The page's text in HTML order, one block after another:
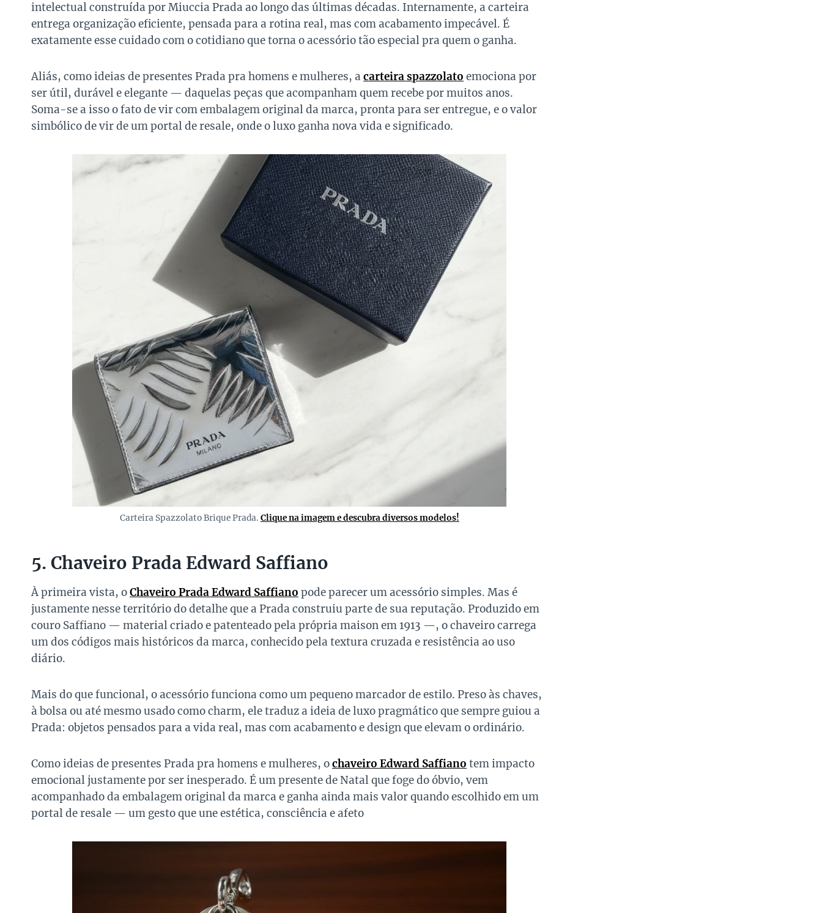
intelectual construída por Miuccia Prada ao longo das últimas décadas. Internamente, a carteira
entrega organização eficiente, pensada para a rotina real, mas com acabamento impecável. É
exatamente esse cuidado com o cotidiano que torna o acessório tão especial pra quem o ganha.
Aliás, como ideias de presentes Prada pra homens e mulheres, a carteira spazzolato emociona por
ser útil, durável e elegante — daquelas peças que acompanham quem recebe por muitos anos.
Soma-se a isso o fato de vir com embalagem original da marca, pronta para ser entregue, e o valor
simbólico de vir de um portal de resale, onde o luxo ganha nova vida e significado.
Carteira Spazzolato Brique Prada. Clique na imagem e descubra diversos modelos!
5. Chaveiro Prada Edward Saffiano
À primeira vista, oChaveiro Prada Edward Saffiano pode parecer um acessório simples. Mas é
justamente nesse território do detalhe que a Prada construiu parte de sua reputação. Produzido em
couro Saffiano — material criado e patenteado pela própria maison em 1913 —, o chaveiro carrega
um dos códigos mais históricos da marca, conhecido pela textura cruzada e resistência ao uso
diário.
Mais do que funcional, o acessório funciona como um pequeno marcador de estilo. Preso às chaves,
à bolsa ou até mesmo usado como charm, ele traduz a ideia de luxo pragmático que sempre guiou a
Prada: objetos pensados para a vida real, mas com acabamento e design que elevam o ordinário.
Como ideias de presentes Prada pra homens e mulheres, ochaveiro Edward Saffiano tem impacto
emocional justamente por ser inesperado. É um presente de Natal que foge do óbvio, vem
acompanhado da embalagem original da marca e ganha ainda mais valor quando escolhido em um
portal de resale — um gesto que une estética, consciência e afeto